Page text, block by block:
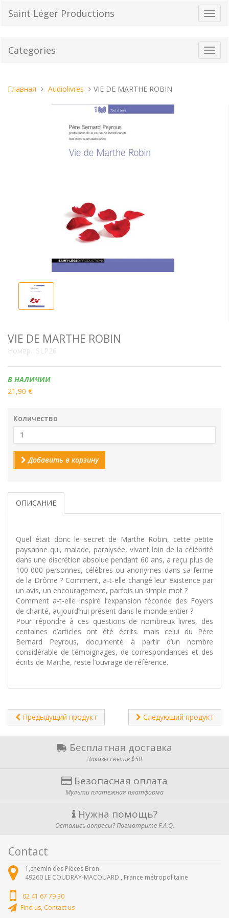
Saint Léger Productions
Categories
Вы
Главная Audiolivres VIE DE MARTHE ROBIN
VIE DE MARTHE ROBIN
Номер.: SLP26
Наличие:
В НАЛИЧИИ
21,90 €
Количество
Добавить в корзину
ОПИСАНИЕ
Quel était donc le secret de Marthe Robin, cette petite
paysanne qui, malade, paralysée, vivant loin de la célébrité
dans une discrétion absolue pendant 60 ans, a reçu plus de
100 000 personnes, célèbres ou anonymes dans sa ferme
de la Drôme ? Comment, a-t-elle changé leur existence par
un avis, un encouragement, parfois un simple mot ?
Comment a-t-elle inspiré l’expansion féconde des Foyers
de charité, aujourd’hui présent dans le monde entier ?
Pour répondre à ces questions de nombreux livres, des
centaines d’articles ont été écrits. mais celui du Père
Bernard Peyrous, documenté à partir d’un nombre
considérable de témoignages, de correspondances et des
écrits de Marthe, reste l’ouvrage de référence.
Предыдущий продукт Следующий продукт
Бесплатная доставка
Заказы свыше $50
Безопасная оплата
Мульти платежная платформа
Нужна помощь?
Остались вопросы? Посмотрите F.A.Q.
Contact
1,chemin des Pièces Bron
49260 LE COUDRAY-MACOUARD , France métropolitaine
02 41 67 79 30
Find us, Contact us